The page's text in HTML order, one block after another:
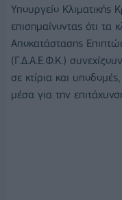
Υπουργείο Κλιματικής
επισημαίνοντας ότι τα
Αποκατάστασης
(Γ.Δ.Α.Ε.Φ.Κ.)
σε κτίρια και
μέσα για την